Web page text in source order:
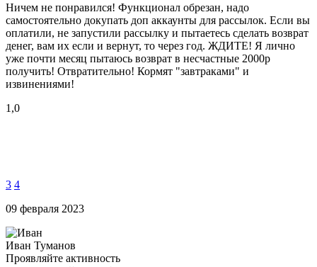
Ничем не понравился! Функционал обрезан, надо
самостоятельно докупать доп аккаунты для рассылок. Если вы
оплатили, не запустили рассылку и пытаетесь сделать возврат
денег, вам их если и вернут, то через год. ЖДИТЕ! Я лично
уже почти месяц пытаюсь возврат в несчастные 2000р
получить! Отвратительно! Кормят "завтраками" и
извинениями!
1,0
3 4
09 февраля 2023
Иван Туманов
Проявляйте активность